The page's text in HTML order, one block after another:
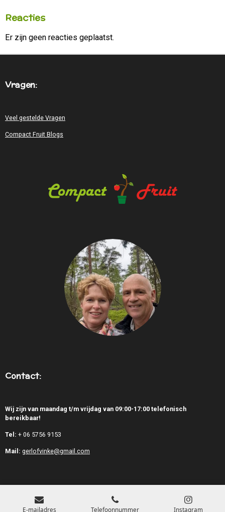
Reacties
Er zijn geen reacties geplaatst.
Vragen:
Veel gestelde Vragen
Compact Fruit Blogs
Contact:
Wij zijn van maandag t/m vrijdag van 09:00-17:00 telefonisch
bereikbaar!
Tel: + 06 5756 9153
Mail: gerlofvinke@gmail.com
E-mailadres Telefoonnummer Instagram